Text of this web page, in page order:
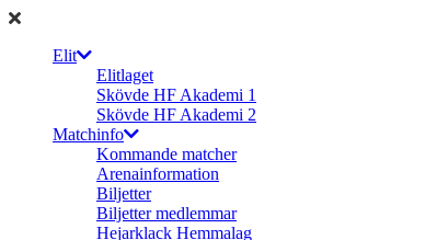
Elit
Elitlaget
Skövde HF Akademi 1
Skövde HF Akademi 2
Matchinfo
Kommande matcher
Arenainformation
Biljetter
Biljetter medlemmar
Hejarklack Hemmalag